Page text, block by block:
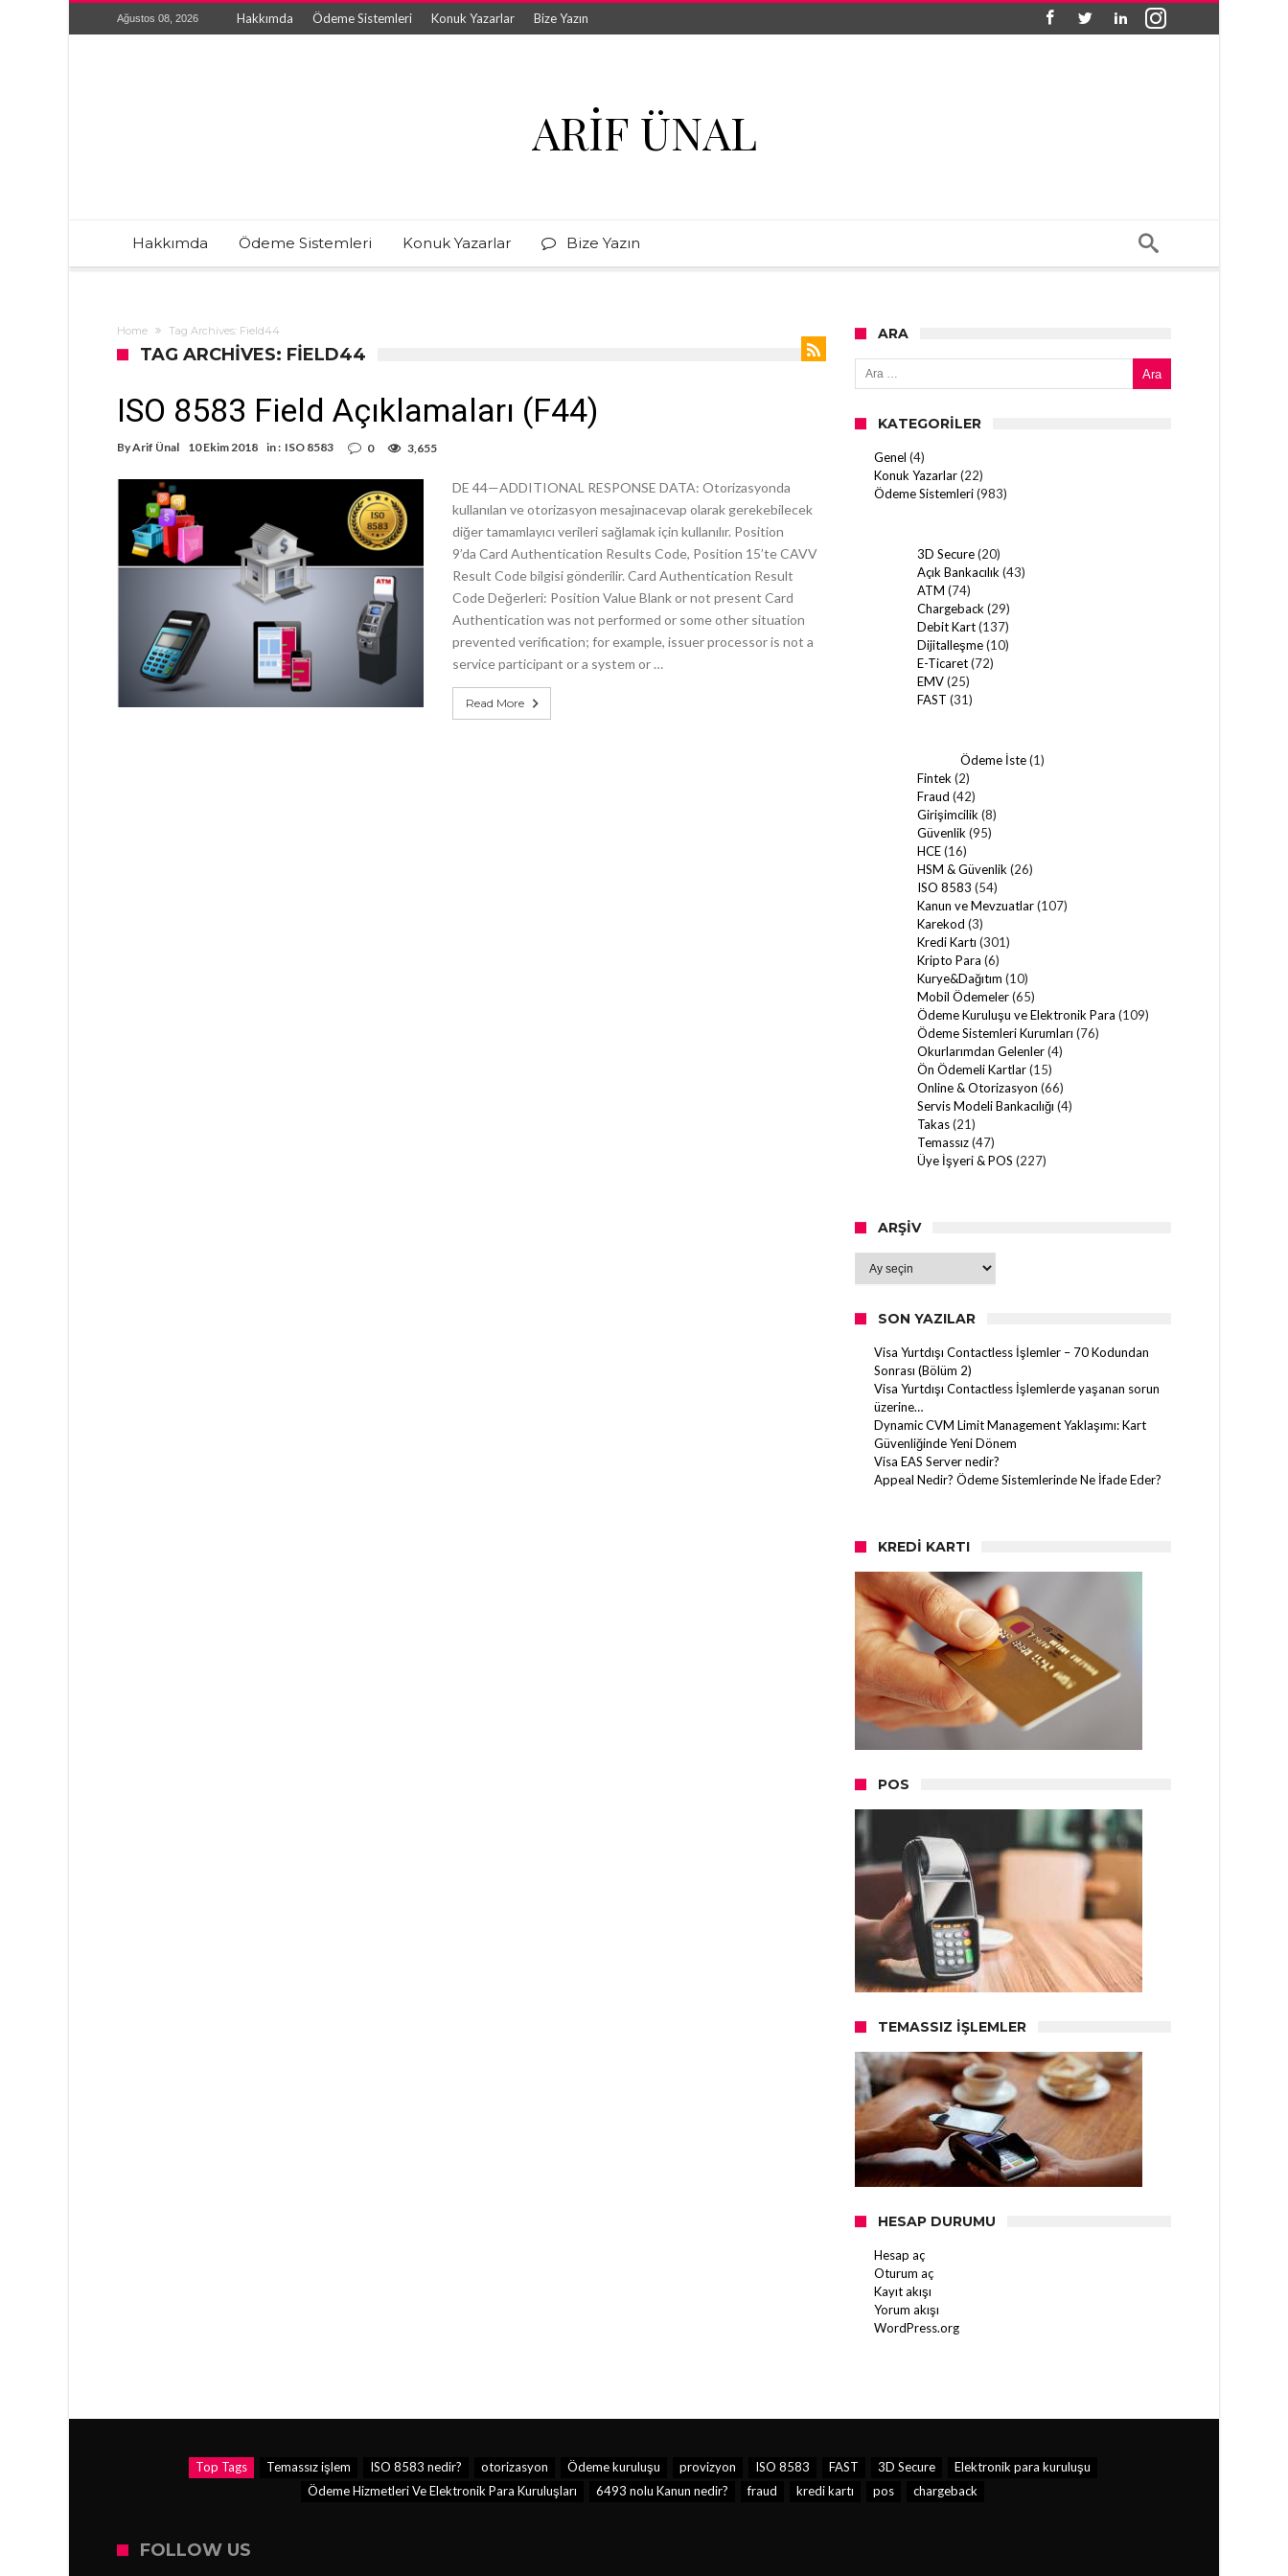
Ağustos 08, 2026 Hakkımda Ödeme Sistemleri Konuk Yazarlar Bize Yazın
ARIF ÜNAL
Hakkımda Ödeme Sistemleri Konuk Yazarlar Bize Yazın
Home Tag Archives: Field44
TAG ARCHIVES: FIELD44
ISO 8583 Field Açıklamaları (F44)
ByArif Ünal 10 Ekim 2018 in : ISO 8583 0 3,655
DE 44—ADDITIONAL RESPONSE DATA: Otorizasyonda
kullanılan ve otorizasyon mesajınacevap olarak gerekebilecek
diğer tamamlayıcı verileri sağlamak için kullanılır. Position
9’da Card Authentication Results Code, Position 15’te CAVV
Result Code bilgisi gönderilir. Card Authentication Result
Code Değerleri: Position Value Blank or not present Card
Authentication was not performed or some other situation
prevented verification; for example, issuer processor is not a
service participant or a system or …
Read More
ARA
Arama:
KATEGORILER
Genel (4)
Konuk Yazarlar(22)
Ödeme Sistemleri(983)
3D Secure(20)
Açık Bankacılık (43)
ATM (74)
Chargeback (29)
Debit Kart(137)
Dijitalleşme(10)
E-Ticaret(72)
EMV(25)
FAST (31)
Ödeme İste(1)
Fintek (2)
Fraud (42)
Girişimcilik (8)
Güvenlik (95)
HCE(16)
HSM & Güvenlik (26)
ISO 8583 (54)
Kanun ve Mevzuatlar(107)
Karekod (3)
Kredi Kartı (301)
Kripto Para (6)
Kurye&Dağıtım (10)
Mobil Ödemeler(65)
Ödeme Kuruluşu ve Elektronik Para (109)
Ödeme Sistemleri Kurumları (76)
Okurlarımdan Gelenler(4)
Ön Ödemeli Kartlar(15)
Online & Otorizasyon (66)
Servis Modeli Bankacılığı (4)
Takas(21)
Temassız(47)
Üye İşyeri & POS (227)
ARŞIV
SON YAZILAR
Visa Yurtdışı Contactless İşlemler – 70 Kodundan
Sonrası (Bölüm 2)
Visa Yurtdışı Contactless İşlemlerde yaşanan sorun
üzerine…
Dynamic CVM Limit Management Yaklaşımı: Kart
Güvenliğinde Yeni Dönem
Visa EAS Server nedir?
Appeal Nedir? Ödeme Sistemlerinde Ne İfade Eder?
KREDI KARTI
POS
TEMASSIZ İŞLEMLER
HESAP DURUMU
Hesap aç
Oturum aç
Kayıt akışı
Yorum akışı
WordPress.org
Top Tags Temassız işlem ISO 8583 nedir? otorizasyon Ödeme kuruluşu provizyon ISO 8583 FAST 3D Secure
Elektronik para kuruluşu
Ödeme Hizmetleri Ve Elektronik Para Kuruluşları
6493 nolu Kanun nedir? fraud kredi kartı pos chargeback
FOLLOW US